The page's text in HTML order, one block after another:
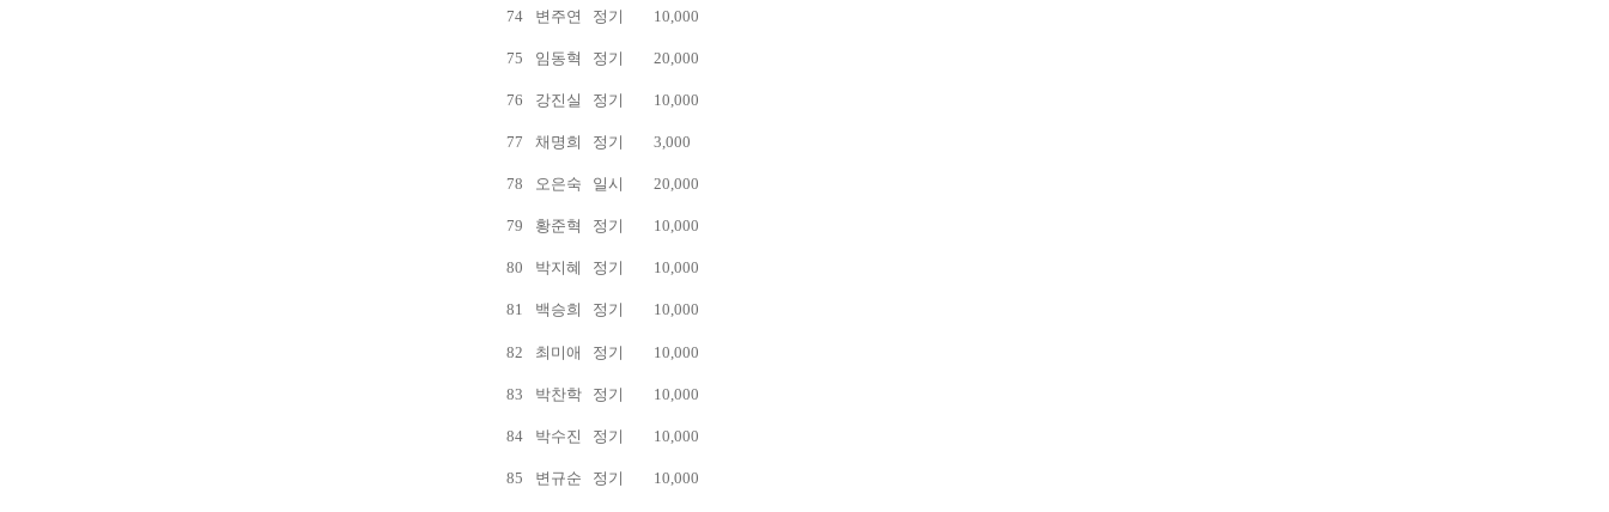
74 변주연 정기 10,000
75 임동혁 정기 20,000
76 강진실 정기 10,000
77 채명희 정기 3,000
78 오은숙 일시 20,000
79 황준혁 정기 10,000
80 박지혜 정기 10,000
81 백승희 정기 10,000
82 최미애 정기 10,000
83 박찬학 정기 10,000
84 박수진 정기 10,000
85 변규순 정기 10,000